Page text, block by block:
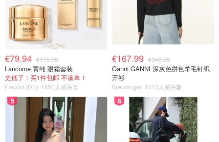
€79.94 €175.00
Lancome 菁纯 眼霜套装
史低了！买1件包邮 不凑单！
Flaconi (DE) 1650人感兴趣
€167.99 €349.99
Ganni GANNI 深灰色拼色羊毛针织
开衫
Breuninger 1513人感兴趣
5 6